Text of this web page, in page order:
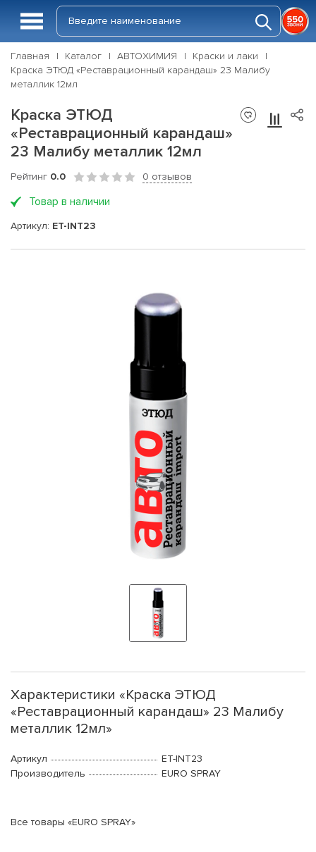
Главная Каталог АВТОХИМИЯ
Краски и лаки
Краска ЭТЮД «Реставрационный карандаш» 23 Малибу
металлик 12мл
Краска ЭТЮД
«Реставрационный карандаш»
23 Малибу металлик 12мл
Рейтинг 0.0 0 отзывов
Товар в наличии
Артикул: ET-INT23
Характеристики «Краска ЭТЮД
«Реставрационный карандаш» 23 Малибу
металлик 12мл»
Артикул
ET-INT23
Производитель
EURO SPRAY
Все товары «EURO SPRAY»